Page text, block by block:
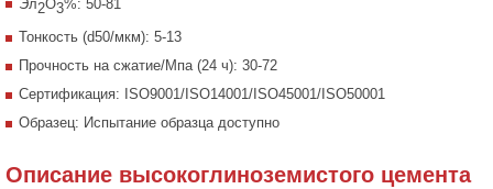
Эл2O3%: 50-81
Тонкость (d50/мкм): 5-13
Прочность на сжатие/Мпа (24 ч): 30-72
Сертификация: ISO9001/ISO14001/ISO45001/ISO50001
Образец: Испытание образца доступно
Описание высокоглиноземистого цемента